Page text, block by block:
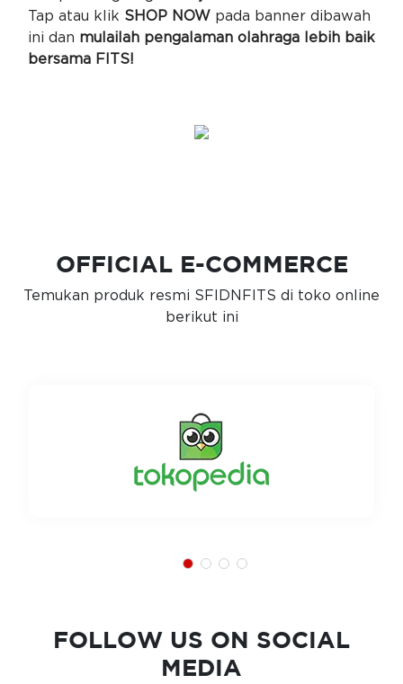
Tap atau klik SHOP NOW pada banner dibawah
ini dan mulailah pengalaman olahraga lebih baik
bersama FITS!
OFFICIAL E-COMMERCE
Temukan produk resmi SFIDNFITS di toko online
berikut ini
FOLLOW US ON SOCIAL
MEDIA